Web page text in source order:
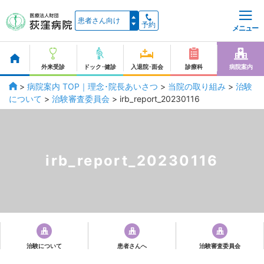
予約 メニュー
外来受診 ドック･健診 入退院･面会 診療科 病院案内
> 病院案内 TOP｜理念･院長あいさつ > 当院の取り組み > 治験
について > 治験審査委員会 > irb_report_20230116
irb_report_20230116
治験について 患者さんへ 治験審査委員会